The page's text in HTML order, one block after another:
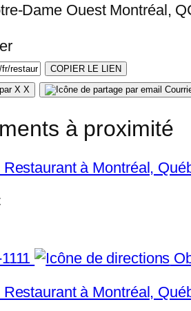
Dame Ouest Montréal,
COPIER LE LIEN
X
à proximité
à Montréal,
à Montréal,